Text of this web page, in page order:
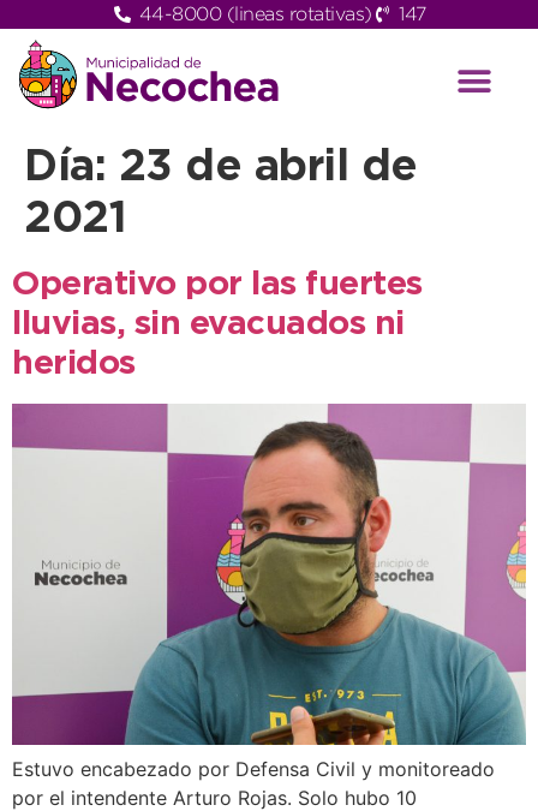
44-8000 (lineas rotativas) 147
Día: 23 de abril de
2021
Operativo por las fuertes
lluvias, sin evacuados ni
heridos
Estuvo encabezado por Defensa Civil y monitoreado
por el intendente Arturo Rojas. Solo hubo 10